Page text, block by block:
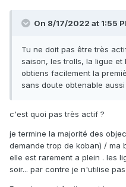
On 8/17/2022 at 1:55
Tu ne doit pas être très
saison, les trolls, la ligue
obtiens facilement la
sans doute obtenable aussi
c'est quoi pas très actif ?
je termine la majorité des
demande trop de koban) / ma
elle est rarement a plein . les
soir... par contre je n'utilise